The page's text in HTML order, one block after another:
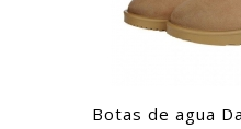
Botas de agua